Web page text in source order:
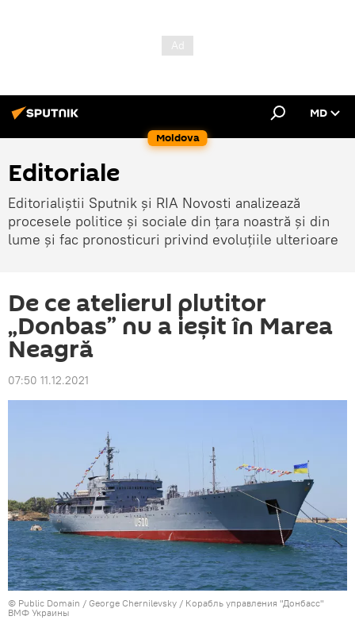
Moldova
MD
Editoriale
Editorialiștii Sputnik și RIA Novosti analizează
procesele politice și sociale din țara noastră și din
lume și fac pronosticuri privind evoluțiile ulterioare
De ce atelierul plutitor
„Donbas” nu a ieșit în Marea
Neagră
07:50 11.12.2021
© Public Domain / George Chernilevsky / Корабль управления "Донбасс"
ВМФ Украины